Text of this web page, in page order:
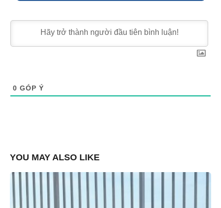
0 GÓP Ý
YOU MAY ALSO LIKE